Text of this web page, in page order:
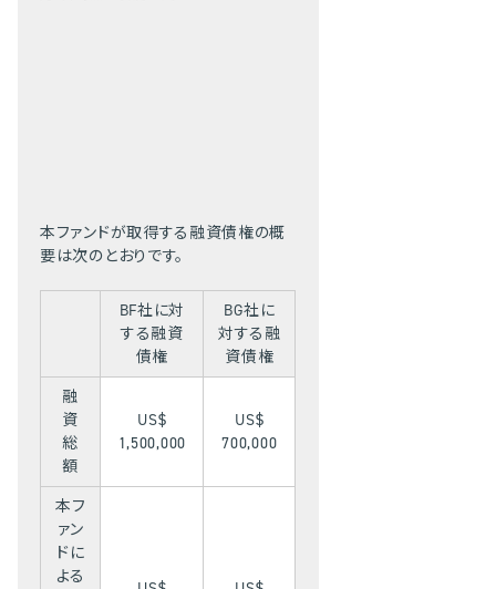
本ファンドが取得する融資債権の概
要は次のとおりです。
BF社に対
する融資
債権
BG社に
対する融
資債権
融
資
総
額
US$
1,500,000
US$
700,000
本フ
ァン
ドに
よる